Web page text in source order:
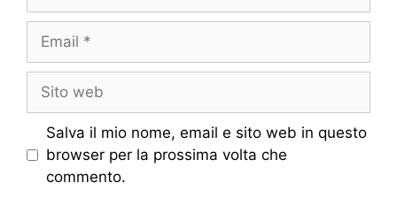
web
Salva il mio nome, email e sito web in questo
browser per la prossima volta che
commento.